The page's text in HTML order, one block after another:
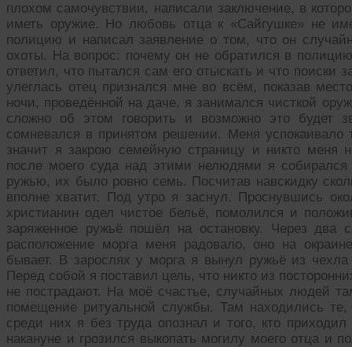
плохом самочувствии, написали заключение, в
иметь оружие. Но любовь отца к «Сайгушке» не
полицию и написал заявление о том, что он
охоты. На вопрос: почему он не обратился в
ответил, что пытался сам его отыскать и что поиски
улеглась отец признался мне во всём, показав
ночи, проведённой на даче, я занимался чисткой
сложно об этом говорить и возможно это будет
сомневался в принятом решении. Меня
значит я закрою семейную страницу и никто меня
после моего суда над этими нелюдями я
ружью, их было ровно семь. Посчитав навскидку
вполне хватит. Под утро я заснул. Проснувшись
христианин одел чистое бельё, помолился и
заряженное ружьё пошёл на остановку. Через
расположение морга меня радовало, оно на
бывает. В зарослях у морга я вынул ружьё из
Перед собой я поставил цель, что никто из
не пострадают. На моё счастье, случайных людей
помещение ритуальной службы. Там находились
среди них я без труда опознал и того, кто
накануне и грозился выкопать могилу моего отца и